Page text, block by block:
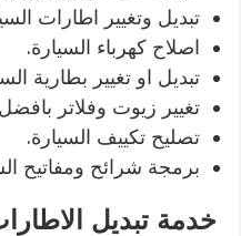
تبديل وتغيير اطارات
اصلاح كهرباء السيارة.
تبديل او تغيير بطارية
تغيير زيوت وفلاتر بافضل
تصليح تكييف السيارة.
برمجة شرائح ومفاتيح
خدمة تبديل